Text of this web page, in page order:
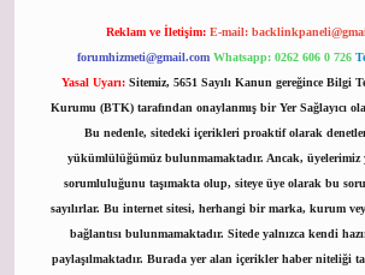
Reklam ve İletişim: E-mail:
forumhizmeti@gmail.com Whatsapp: 0262 606 0 726
Yasal Uyarı: Sitemiz, 5651 Sayılı Kanun gereğince Bilgi
Kurumu (BTK) tarafından onaylanmış bir Yer Sağlayıcı
Bu nedenle, sitedeki içerikleri proaktif olarak
yükümlülüğümüz bulunmamaktadır. Ancak, üyelerimiz
sorumluluğunu taşımakta olup, siteye üye olarak bu
sayılırlar. Bu internet sitesi, herhangi bir marka, kurum
bağlantısı bulunmamaktadır. Sitede yalnızca kendi
paylaşılmaktadır. Burada yer alan içerikler haber niteliği